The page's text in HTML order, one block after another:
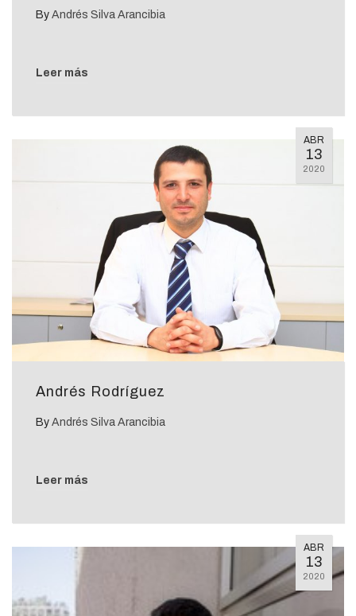
By Andrés Silva Arancibia
Leer más
ABR
13
2020
Andrés Rodríguez
By Andrés Silva Arancibia
Leer más
ABR
13
2020